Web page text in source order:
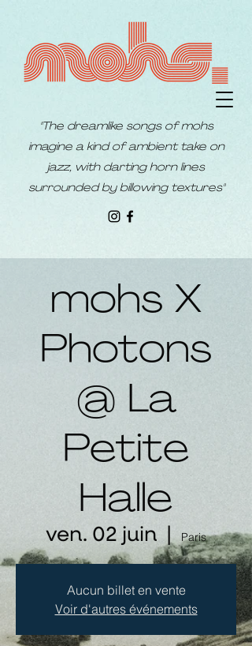
"The dreamlike songs of mohs
imagine a kind of ambient take on
jazz, with darting horn lines
surrounded by billowing textures"
mohs X
Photons
@ La
Petite
Halle
ven. 02 juin
  |
Paris
Aucun billet en vente
Voir d'autres événements